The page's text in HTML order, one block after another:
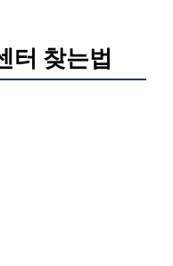
터 찾는법